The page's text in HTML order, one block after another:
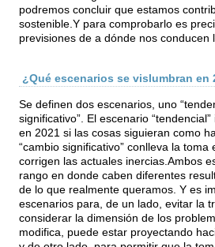
podremos concluir que estamos
sostenible.Y para comprobarlo es
previsiones de a dónde nos conducen
¿Qué escenarios se vislumbran en
Se definen dos escenarios, uno
significativo”. El escenario
en 2021 si las cosas siguieran como
“cambio significativo” conlleva la
corrigen las actuales inercias.Ambos
rango en donde caben diferentes
de lo que realmente queramos. Y es
escenarios para, de un lado, evitar la
considerar la dimensión de los
modifica, puede estar proyectando